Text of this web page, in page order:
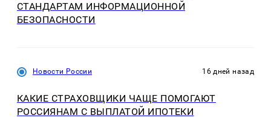
СТАНДАРТАМ ИНФОРМАЦИОННОЙ
БЕЗОПАСНОСТИ
Новости России 16 дней назад
КАКИЕ СТРАХОВЩИКИ ЧАЩЕ ПОМОГАЮТ
РОССИЯНАМ С ВЫПЛАТОЙ ИПОТЕКИ